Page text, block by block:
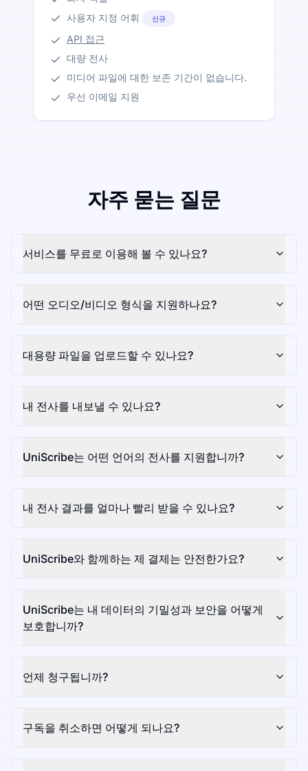
사용자 지정 어휘
신규
API 접근
대량 전사
미디어 파일에 대한 보존 기간이 없습니다.
우선 이메일 지원
자주 묻는 질문
서비스를 무료로 이용해 볼 수 있나요?
어떤 오디오/비디오 형식을 지원하나요?
대용량 파일을 업로드할 수 있나요?
내 전사를 내보낼 수 있나요?
UniScribe는 어떤 언어의 전사를 지원합니까?
내 전사 결과를 얼마나 빨리 받을 수 있나요?
UniScribe와 함께하는 제 결제는 안전한가요?
UniScribe는 내 데이터의 기밀성과 보안을 어떻게
보호합니까?
언제 청구됩니까?
구독을 취소하면 어떻게 되나요?